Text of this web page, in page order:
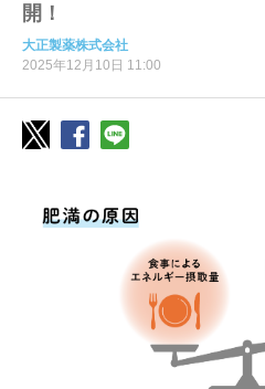
開！
大正製薬株式会社
2025年12月10日 11:00